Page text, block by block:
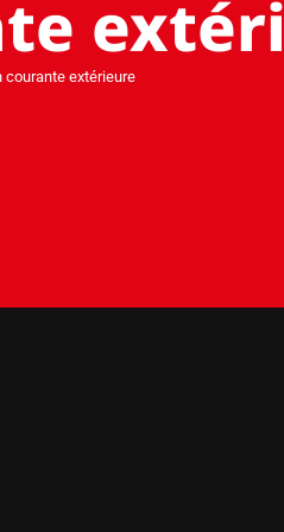
courante extérieure